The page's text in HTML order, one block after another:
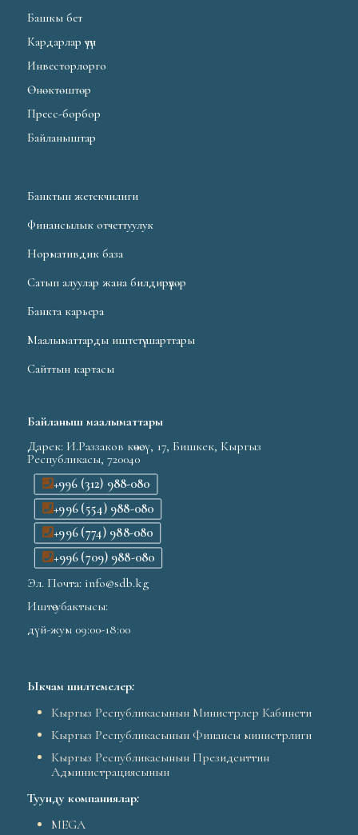
Башкы бет
Кардарлар үчүн
Инвесторлорго
Өнөктөштөр
Пресс-борбор
Байланыштар
Банктын жетекчилиги
Финансылык отчеттуулук
Нормативдик база
Сатып алуулар жана билдирүүлөр
Банкта карьера
Маалыматтарды иштетүү шарттары
Сайттын картасы
Байланыш маалыматтары
Дарек: И.Раззаков көчөсү, 17, Бишкек, Кыргыз
Республикасы, 720040
+996 (312) 988-080
+996 (554) 988-080
+996 (774) 988-080
+996 (709) 988-080
Эл. Почта: info@sdb.kg
Иштөө убактысы:
дүй-жум 09:00-18:00
Ыкчам шилтемелер:
Кыргыз Республикасынын Министрлер Кабинети
Кыргыз Республикасынын Финансы министрлиги
Кыргыз Республикасынын Президенттин
Администрациясынын
Туунду компаниялар:
MEGA